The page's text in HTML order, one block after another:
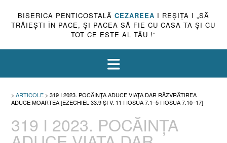
BISERICA PENTICOSTALĂ CEZAREEA I REŞIŢA I „SĂ
TRĂIEŞTI ÎN PACE, ŞI PACEA SĂ FIE CU CASA TA ŞI CU
TOT CE ESTE AL TĂU !”
> ARTICOLE > 319 I 2023. POCĂINȚA ADUCE VIAȚA DAR RĂZVRĂTIREA
ADUCE MOARTEA [EZECHIEL 33.9 ȘI V. 11 I IOSUA 7.1–5 I IOSUA 7.10–17]
319 I 2023. POCĂINȚA